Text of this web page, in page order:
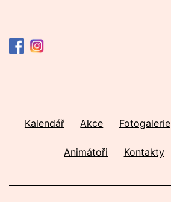
Kalendář Akce Fotogalerie
Animátoři Kontakty